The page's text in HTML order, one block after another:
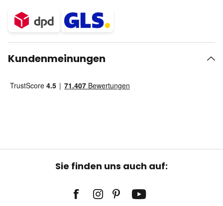
Kundenmeinungen
Sie finden uns auch auf: